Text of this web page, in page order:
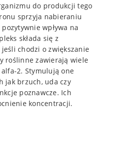
do produkcji tego
sprzyja nabieraniu
wpływa na
składa się z
chodzi o zwiększanie
roślinne zawierają wiele
2. Stymulują one
jak brzuch, uda czy
poznawcze. Ich
koncentracji.